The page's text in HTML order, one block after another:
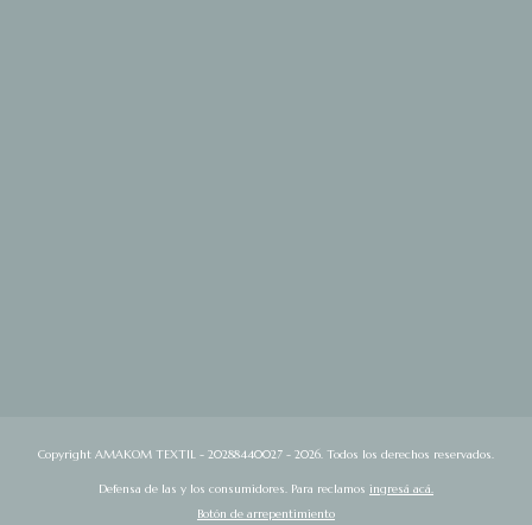
Copyright AMAKOM TEXTIL - 20288440027 - 2026. Todos los derechos reservados.
Defensa de las y los consumidores. Para reclamos ingresá acá.
Botón de arrepentimiento